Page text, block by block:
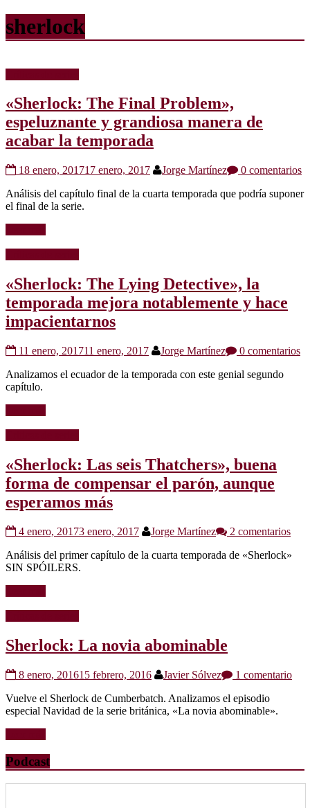
sherlock
«Sherlock: The Final Problem»,
espeluznante y grandiosa manera de
acabar la temporada
18 enero, 201717 enero, 2017 Jorge Martínez
0 comentarios
Análisis del capítulo final de la cuarta temporada que podría suponer
el final de la serie.
«Sherlock: The Lying Detective», la
temporada mejora notablemente y hace
impacientarnos
11 enero, 201711 enero, 2017 Jorge Martínez
0 comentarios
Analizamos el ecuador de la temporada con este genial segundo
capítulo.
«Sherlock: Las seis Thatchers», buena
forma de compensar el parón, aunque
esperamos más
4 enero, 20173 enero, 2017 Jorge Martínez
2 comentarios
Análisis del primer capítulo de la cuarta temporada de «Sherlock»
SIN SPÓILERS.
Sherlock: La novia abominable
8 enero, 201615 febrero, 2016 Javier Sólvez
1 comentario
Vuelve el Sherlock de Cumberbatch. Analizamos el episodio
especial Navidad de la serie británica, «La novia abominable».
Podcast